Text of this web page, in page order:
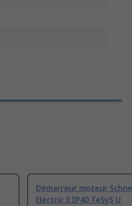
Démarreur moteur
Electric 3 IP40 TeSyS U